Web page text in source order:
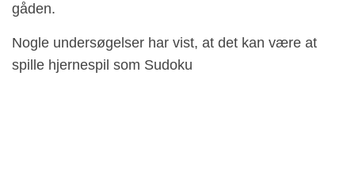
gåden.
Nogle undersøgelser har vist, at det kan være at
spille hjernespil som Sudoku